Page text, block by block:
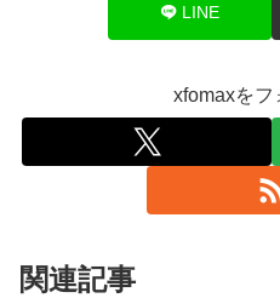
LINE
xfomaxをフ
関連記事